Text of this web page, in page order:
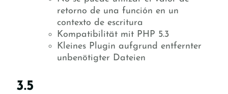
retorno de una función en un
contexto de escritura
Kompatibilität mit PHP 5.3
Kleines Plugin aufgrund entfernter
unbenötigter Dateien
3.5